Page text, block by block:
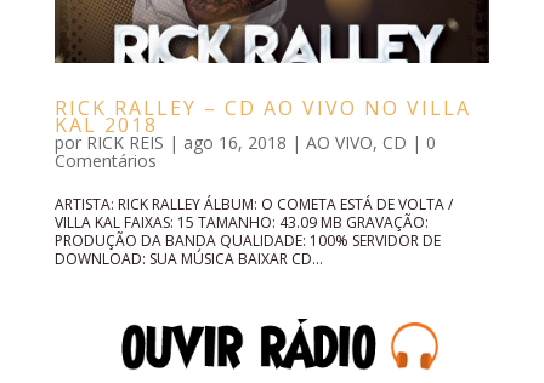
RICK RALLEY – CD AO VIVO NO VILLA
KAL 2018
por RICK REIS | ago 16, 2018 | AO VIVO, CD | 0
Comentários
ARTISTA: RICK RALLEY ÁLBUM: O COMETA ESTÁ DE VOLTA /
VILLA KAL FAIXAS: 15 TAMANHO: 43.09 MB GRAVAÇÃO:
PRODUÇÃO DA BANDA QUALIDADE: 100% SERVIDOR DE
DOWNLOAD: SUA MÚSICA BAIXAR CD...